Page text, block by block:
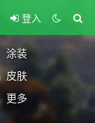
登入
涂装
皮肤
更多